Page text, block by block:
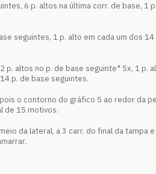
6 p. altos na última corr. de base,
seguintes, 1 p. alto em cada um dos
altos no p. de base seguinte* 5x, 1 p.
p. de base seguintes.
o contorno do gráfico 5 ao redor da
de 15 motivos.
da lateral, a 3 carr. do final da tampa